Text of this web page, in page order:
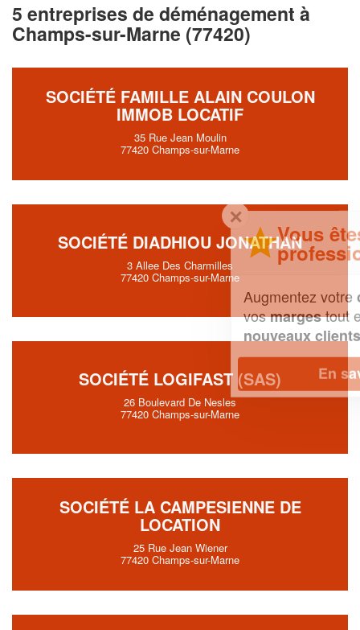
5 entreprises de déménagement à
Champs-sur-Marne (77420)
SOCIÉTÉ FAMILLE ALAIN COULON
IMMOB LOCATIF
35 Rue Jean Moulin
77420 Champs-sur-Marne
SOCIÉTÉ DIADHIOU JONATHAN
3 Allee Des Charmilles
77420 Champs-sur-Marne
SOCIÉTÉ LOGIFAST (SAS)
26 Boulevard De Nesles
77420 Champs-sur-Marne
SOCIÉTÉ LA CAMPESIENNE DE
LOCATION
25 Rue Jean Wiener
77420 Champs-sur-Marne
Vous êtes un
professionnel ?
chiffre d'affaireset
vosmargestout en gagnant de
En savoir plus